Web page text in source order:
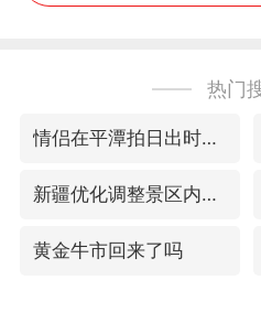
热门
情侣在平潭拍日出时坠崖致一死一伤
新疆优化调整景区内自驾服务费
黄金牛市回来了吗